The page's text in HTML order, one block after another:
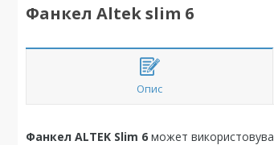
Фанкел Altek slim 6
Опис
Фанкел ALTEK Slim 6 может